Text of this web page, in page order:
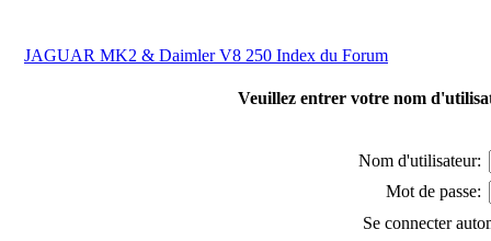
JAGUAR MK2 & Daimler V8 250 Index du Forum
Veuillez entrer votre nom
Nom d'utilisateur:
Mot de passe:
Se connecter